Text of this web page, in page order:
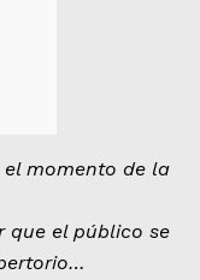
momento de la
que el público se